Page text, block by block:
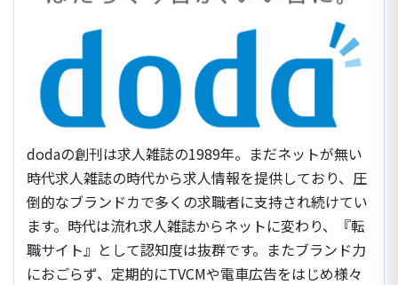
dodaの創刊は求人雑誌の1989年。まだネットが無い
時代求人雑誌の時代から求人情報を提供しており、圧
倒的なブランドカで多くの求職者に支持され続けてい
ます。時代は流れ求人雑誌からネットに変わり、『転
職サイト』として認知度は抜群です。またブランド力
におごらず、定期的にTVCMや電車広告をはじめ様々